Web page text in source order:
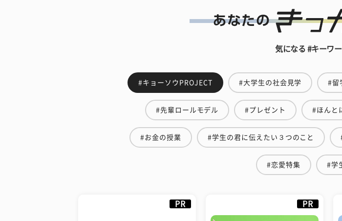
気になる #キーワ
#キョーソウPROJECT #大学生の社会見学 #留
#先輩ロールモデル #プレゼント #ほんと
#お金の授業 #学生の君に伝えたい３つのこと
#恋愛特集 #学
PR PR